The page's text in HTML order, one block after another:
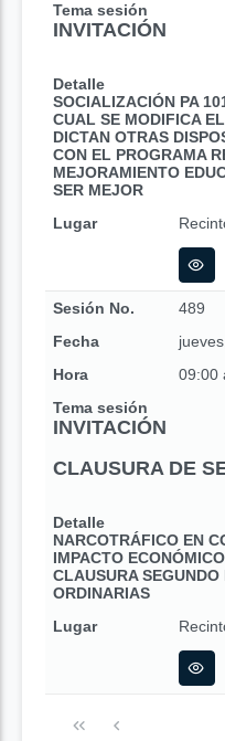
Tema sesión
INVITACIÓN
Detalle
SOCIALIZACIÓN PA
CUAL SE MODIFICA
DICTAN OTRAS
CON EL PROGRAMA
MEJORAMIENTO
SER MEJOR
Lugar
Sesión No.
489
Fecha
Hora
09:00
Tema sesión
INVITACIÓN
CLAUSURA DE
Detalle
NARCOTRÁFICO EN
IMPACTO ECONÓMICO
CLAUSURA SEGUNDO
ORDINARIAS
Lugar